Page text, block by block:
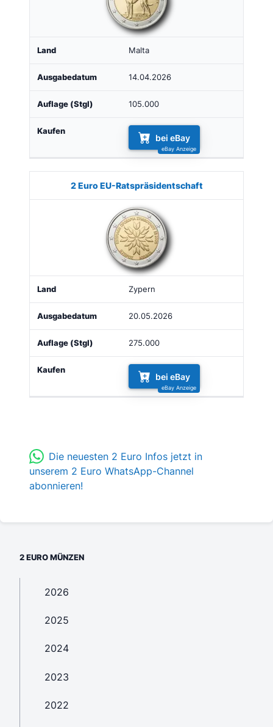
Malta
14.04.2026
105.000
bei eBay
2 Euro EU-Ratspräsidentschaft
Zypern
20.05.2026
275.000
bei eBay
Die neuesten 2 Euro Infos jetzt in
unserem 2 Euro WhatsApp-Channel
abonnieren!
2 EURO MÜNZEN
2026
2025
2024
2023
2022